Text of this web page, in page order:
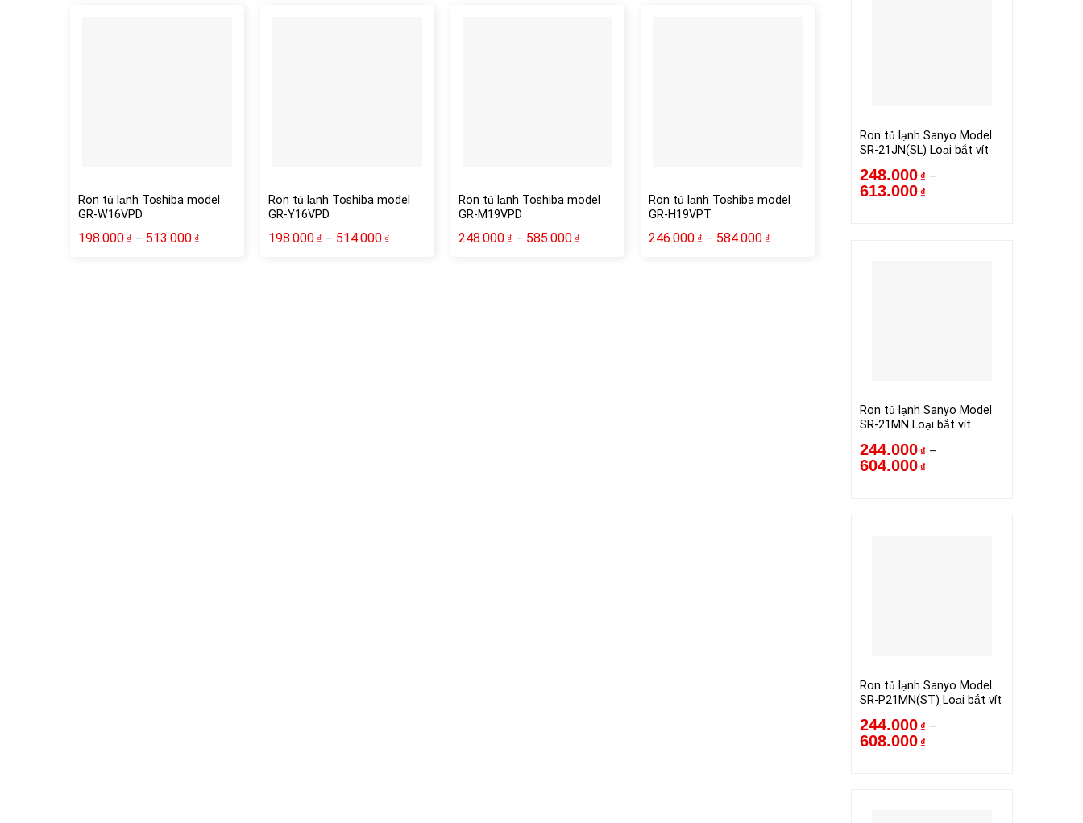
Ron tủ lạnh Sanyo Model
SR-21JN(SL) Loại bắt vít
248.000 ₫ –
613.000 ₫
Ron tủ lạnh Sanyo Model
SR-21MN Loại bắt vít
244.000 ₫ –
604.000 ₫
Ron tủ lạnh Sanyo Model
SR-P21MN(ST) Loại bắt vít
244.000 ₫ –
608.000 ₫
Ron tủ lạnh Toshiba model
GR-W16VPD
198.000 ₫ – 513.000 ₫
Ron tủ lạnh Toshiba model
GR-Y16VPD
198.000 ₫ – 514.000 ₫
Ron tủ lạnh Toshiba model
GR-M19VPD
248.000 ₫ – 585.000 ₫
Ron tủ lạnh Toshiba model
GR-H19VPT
246.000 ₫ – 584.000 ₫